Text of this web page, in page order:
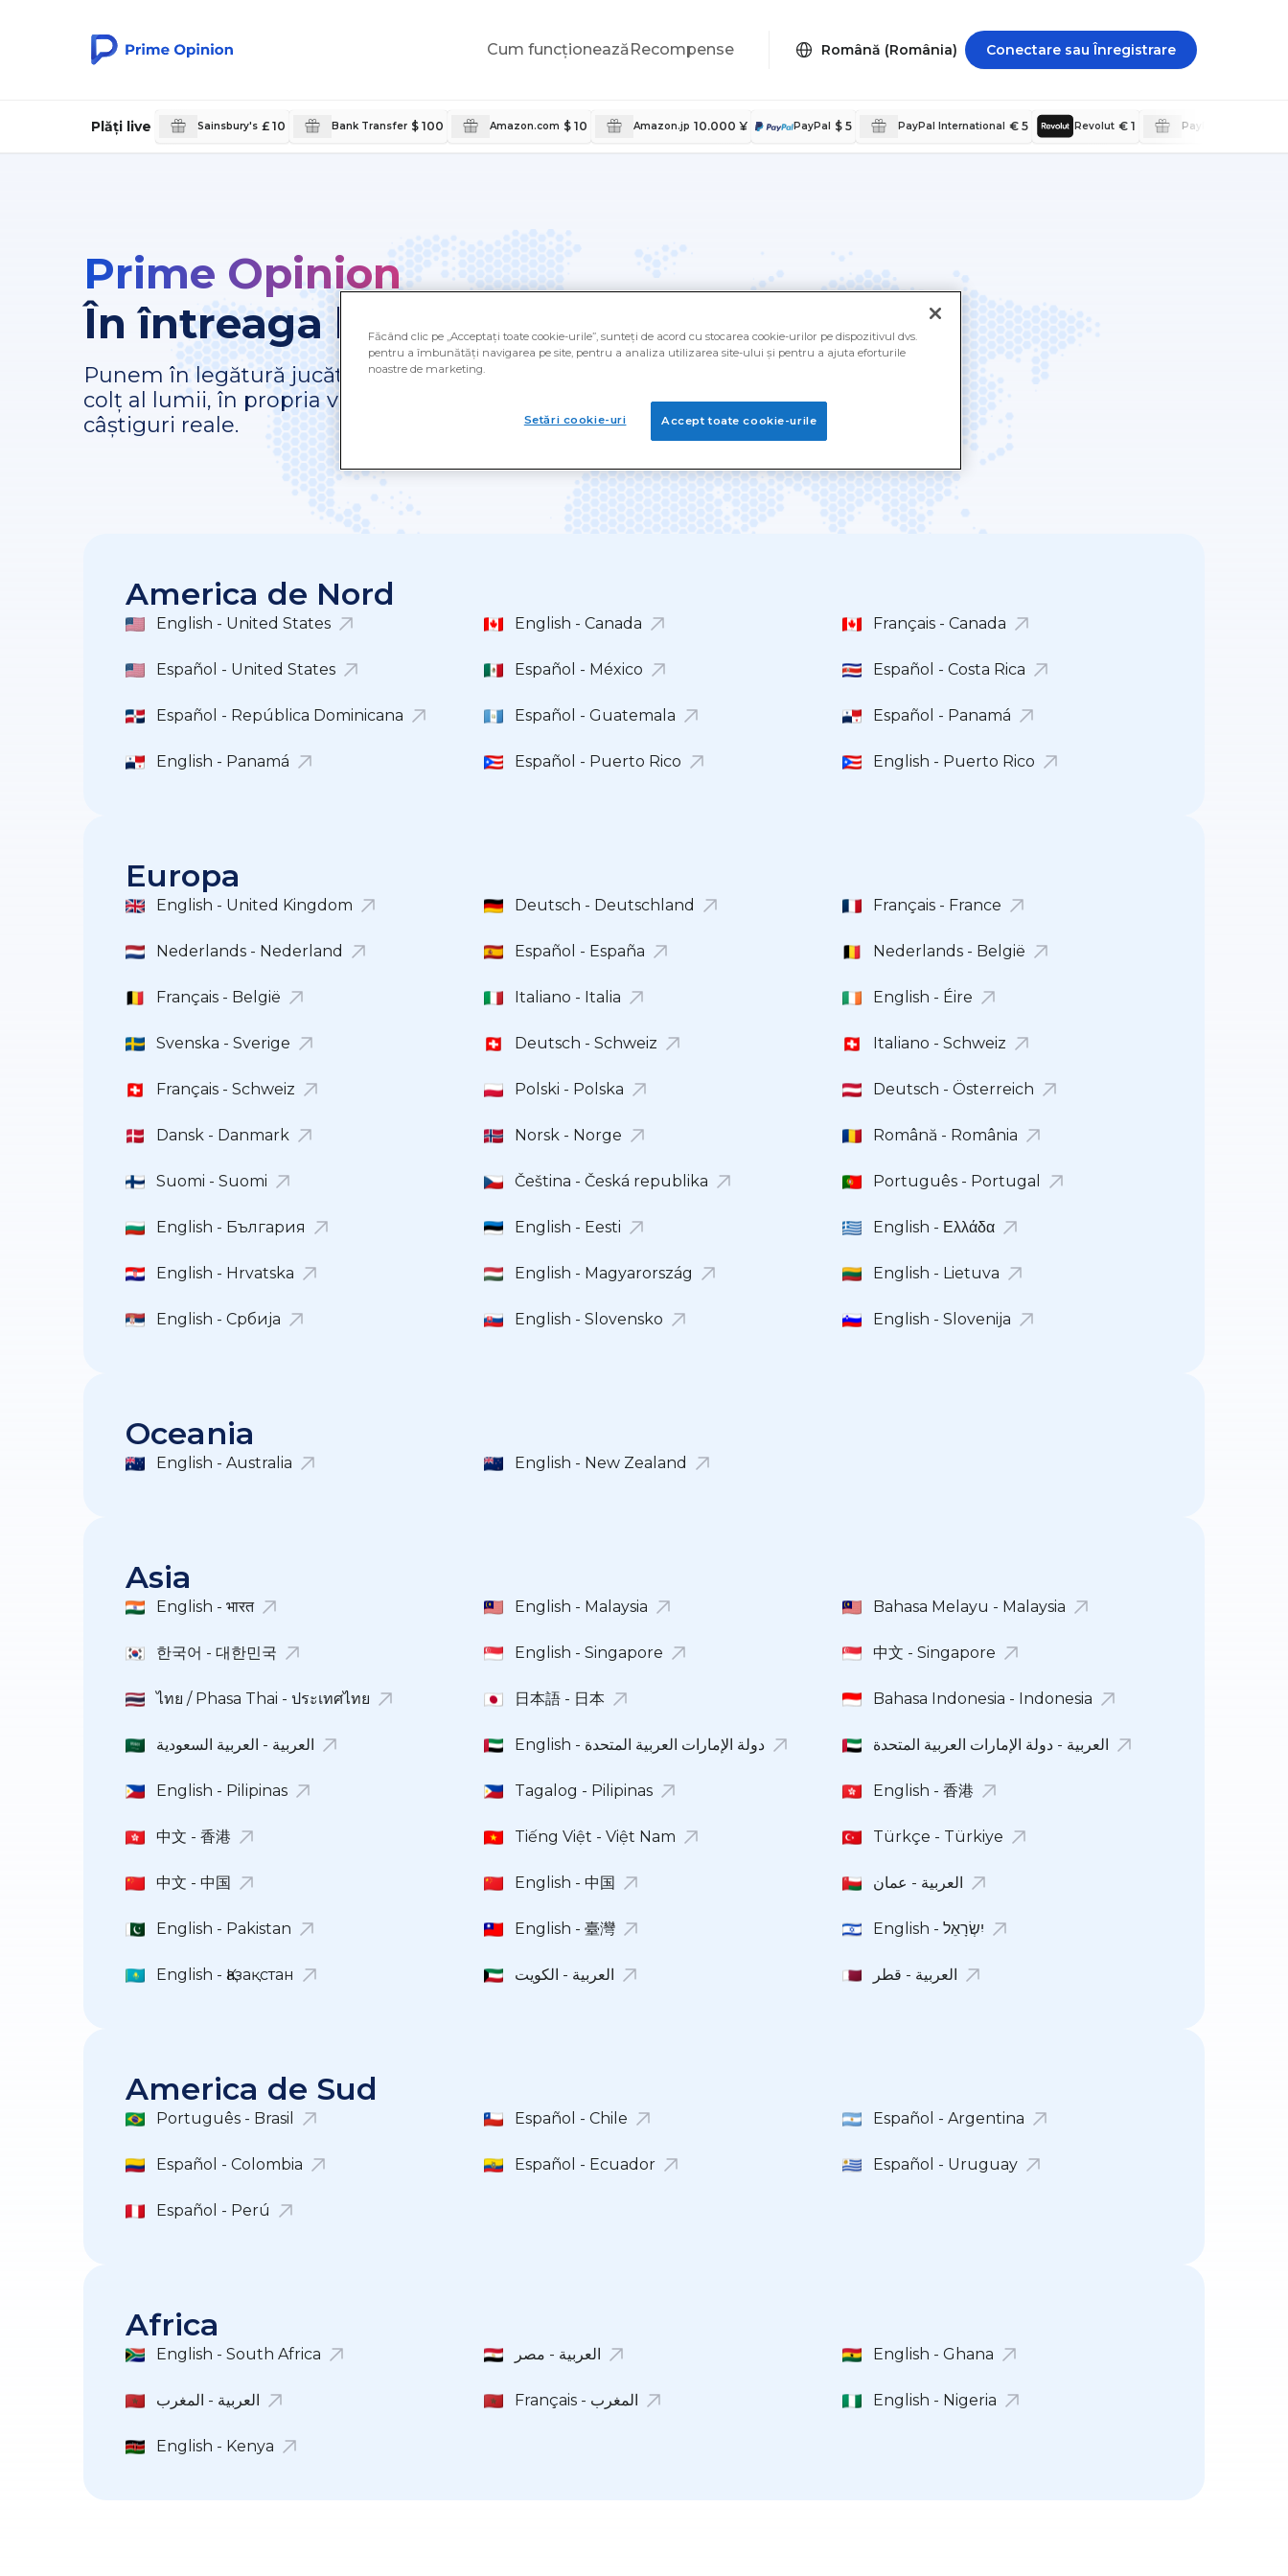
Cum funcționeazăRecompense Română (România) Conectare sau Înregistrare
Plăți live Sainsbury's £ 10 Bank Transfer $ 100 Amazon.com $ 10 Amazon.jp 10.000 ¥ PayPal $ 5 PayPal International € 5 Revolut € 1 PayPal International
Prime Opinion
În întreaga lume
Punem în legătură jucători și participanți la sondaje din fiecare
colț al lumii, în propria voastră limbă, cu oferte locale și
câștiguri reale.
America de Nord
English - United States English - Canada Français - Canada
Español - United States Español - México Español - Costa Rica
Español - República Dominicana Español - Guatemala Español - Panamá
English - Panamá Español - Puerto Rico English - Puerto Rico
Europa
English - United Kingdom Deutsch - Deutschland Français - France
Nederlands - Nederland Español - España Nederlands - België
Français - België Italiano - Italia English - Éire
Svenska - Sverige Deutsch - Schweiz Italiano - Schweiz
Français - Schweiz Polski - Polska Deutsch - Österreich
Dansk - Danmark Norsk - Norge Română - România
Suomi - Suomi Čeština - Česká republika Português - Portugal
English - България English - Eesti English - Ελλάδα
English - Hrvatska English - Magyarország English - Lietuva
English - Србија English - Slovensko English - Slovenija
Oceania
English - Australia English - New Zealand
Asia
English - भारत English - Malaysia Bahasa Melayu - Malaysia
한국어 - 대한민국 English - Singapore 中文 - Singapore
ไทย / Phasa Thai - ประเทศไทย 日本語 - 日本 Bahasa Indonesia - Indonesia
العربية - العربية السعودية English - دولة الإمارات العربية المتحدة العربية - دولة الإمارات العربية المتحدة
English - Pilipinas Tagalog - Pilipinas English - 香港
中文 - 香港 Tiếng Việt - Việt Nam Türkçe - Türkiye
中文 - 中国 English - 中国 العربية - عمان
English - Pakistan English - 臺灣 English - יִשְׂרָאֵל
English - Қазақстан العربية - الكويت العربية - قطر
America de Sud
Português - Brasil Español - Chile Español - Argentina
Español - Colombia Español - Ecuador Español - Uruguay
Español - Perú
Africa
English - South Africa English - Ghana
العربية - المغرب Français - المغرب English - Nigeria
English - Kenya
Făcând clic pe „Acceptați toate cookie-urile”, sunteți de acord cu stocarea cookie-urilor pe dispozitivul dvs.
pentru a îmbunătăți navigarea pe site, pentru a analiza utilizarea site-ului și pentru a ajuta eforturile
noastre de marketing.
Accept toate cookie-urile
Setări cookie-uri